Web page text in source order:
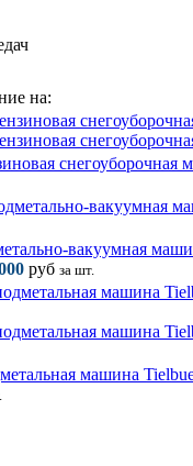
на:
снегоуборочная
вакуумная
руб за шт.
машина